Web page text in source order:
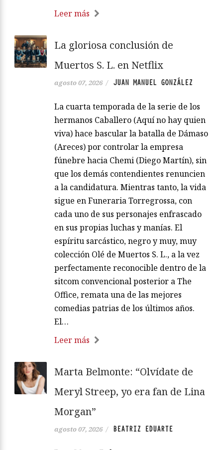
Leer más
La gloriosa conclusión de
Muertos S. L. en Netflix
agosto 07, 2026 / JUAN MANUEL GONZÁLEZ
La cuarta temporada de la serie de los
hermanos Caballero (Aquí no hay quien
viva) hace bascular la batalla de Dámaso
(Areces) por controlar la empresa
fúnebre hacia Chemi (Diego Martín), sin
que los demás contendientes renuncien
a la candidatura. Mientras tanto, la vida
sigue en Funeraria Torregrossa, con
cada uno de sus personajes enfrascado
en sus propias luchas y manías. El
espíritu sarcástico, negro y muy, muy
colección Olé de Muertos S. L., a la vez
perfectamente reconocible dentro de la
sitcom convencional posterior a The
Office, remata una de las mejores
comedias patrias de los últimos años.
El…
Leer más
Marta Belmonte: “Olvídate de
Meryl Streep, yo era fan de Lina
Morgan”
agosto 07, 2026 / BEATRIZ EDUARTE